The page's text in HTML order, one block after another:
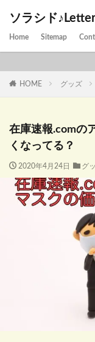
ソラシド♪Letter
Home Sitemap
HOME グッズ
在庫速報.comの
くなってる？
2020年4月24日 グ